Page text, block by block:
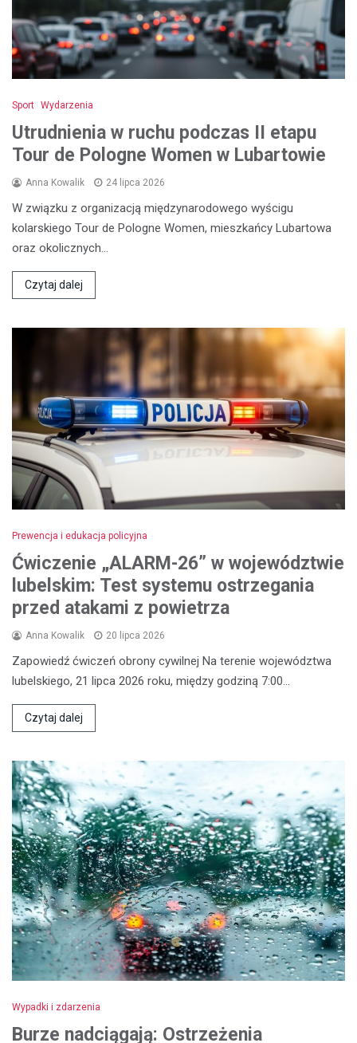
Sport Wydarzenia
Utrudnienia w ruchu podczas II etapu
Tour de Pologne Women w Lubartowie
Anna Kowalik 24 lipca 2026
W związku z organizacją międzynarodowego wyścigu
kolarskiego Tour de Pologne Women, mieszkańcy Lubartowa
oraz okolicznych…
Czytaj dalej
Prewencja i edukacja policyjna
Ćwiczenie „ALARM-26” w województwie
lubelskim: Test systemu ostrzegania
przed atakami z powietrza
Anna Kowalik 20 lipca 2026
Zapowiedź ćwiczeń obrony cywilnej Na terenie województwa
lubelskiego, 21 lipca 2026 roku, między godziną 7:00…
Czytaj dalej
Wypadki i zdarzenia
Burze nadciągają: Ostrzeżenia